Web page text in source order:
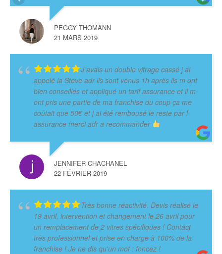
PEGGY THOMANN
21 MARS 2019
J avais un double vitrage cassé j ai
appelé la Steve adr ils sont venus 1h après ils m ont
bien conseillés et appliqué un tarif assurance et il m
ont pris une partie de ma franchise du coup ça me
coûtait que 50€ et j ai été rembousé le reste par l
assurance merci adr a recommander
JENNIFER CHACHANEL
22 FÉVRIER 2019
Très bonne réactivité. Devis réalisé le
19 avril, intervention et changement le 26 avril pour
un remplacement de 2 vitres spécifiques ! Contact
très professionnel et prise en charge à 100% de la
franchise ! Je ne dis qu'un mot : foncez !